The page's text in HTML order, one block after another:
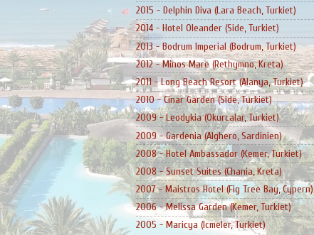
2015 - Delphin Diva (Lara Beach, Turkiet)
2014 - Hotel Oleander (Side, Turkiet)
2013 - Bodrum Imperial (Bodrum, Turkiet)
2012 - Minos Mare (Rethymno, Kreta)
2011 - Long Beach Resort (Alanya, Turkiet)
2010 - Cinar Garden (Side, Turkiet)
2009 - Leodykia (Okurcalar, Turkiet)
2009 - Gardenia (Alghero, Sardinien)
2008 - Hotel Ambassador (Kemer, Turkiet)
2008 - Sunset Suites (Chania, Kreta)
2007 - Maistros Hotel (Fig Tree Bay, Cypern)
2006 - Melissa Garden (Kemer, Turkiet)
2005 - Maricya (Icmeler, Turkiet)